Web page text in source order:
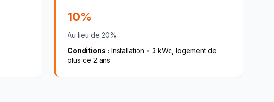
10%
Au lieu de 20%
Conditions : Installation ≤ 3 kWc, logement de
plus de 2 ans